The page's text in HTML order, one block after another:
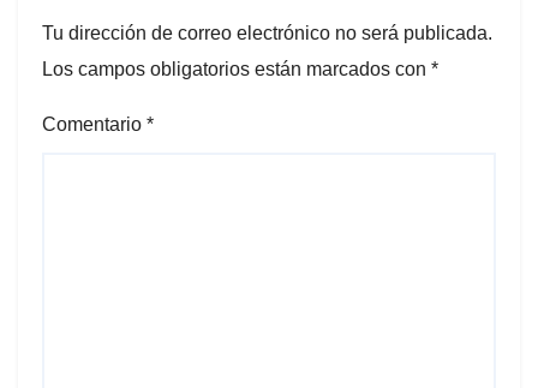
Tu dirección de correo electrónico no será publicada.
Los campos obligatorios están marcados con *
Comentario *